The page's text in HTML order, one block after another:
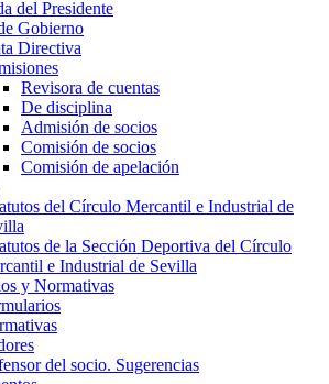
del Presidente
Gobierno
Directiva
Revisora de cuentas
De disciplina
Admisión de socios
Comisión de socios
Comisión de apelación
del Círculo Mercantil e Industrial de
de la Sección Deportiva del Círculo
e Industrial de Sevilla
y Normativas
del socio. Sugerencias